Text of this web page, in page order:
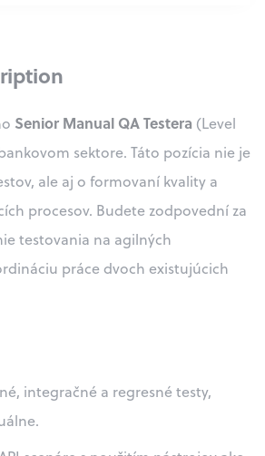
Senior Manual QA Testera (Level
sektore. Táto pozícia nie je
ale aj o formovaní kvality a
procesov. Budete zodpovední za
testovania na agilných
práce dvoch existujúcich
integračné a regresné testy,